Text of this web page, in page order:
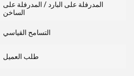
المدرفلة على البارد / المدرفلة على
الساخن
التسامح القياسي
طلب العميل